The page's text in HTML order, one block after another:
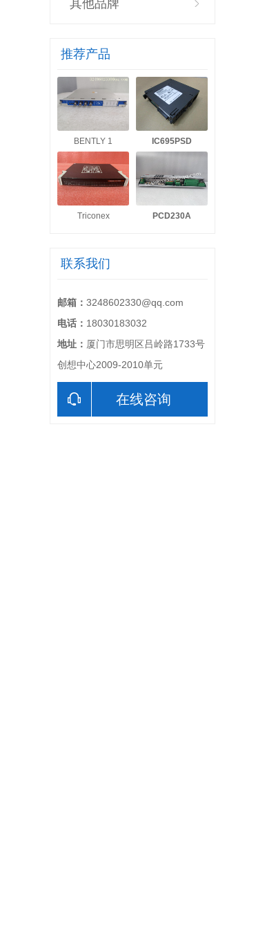
其他品牌
推荐产品
BENTLY 1 IC695PSD
Triconex PCD230A
联系我们
邮箱： 3248602330@qq.com
电话： 18030183032
地址： 厦门市思明区吕岭路1733号
创想中心2009-2010单元
在线咨询